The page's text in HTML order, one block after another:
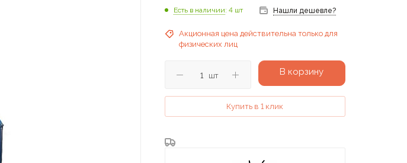
Есть в наличии: 4 шт Нашли дешевле?
Акционная цена действительна только для
физических лиц
шт В корзину
Купить в 1 клик